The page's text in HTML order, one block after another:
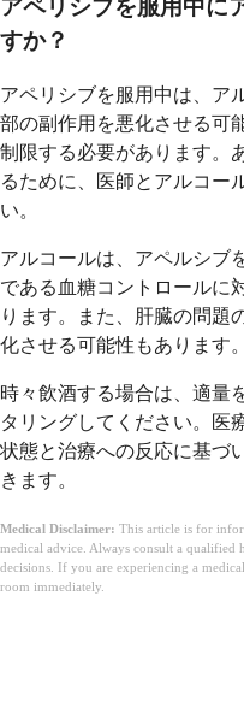
アペリシブを服用中に
すか？
アペリシブを服用中は、ア
部の副作用を悪化させる可
制限する必要があります。
るために、医師とアルコー
い。
アルコールは、アペルシブ
である血糖コントロールに
ります。また、肝臓の問題
化させる可能性もあります。
時々飲酒する場合は、適量
タリングしてください。医
状態と治療への反応に基づ
きます。
Medical Disclaimer: This article is for
medical advice. Always consult a qualified
decisions. If you are experiencing a
room immediately.